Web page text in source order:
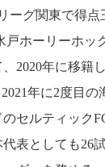
ーグ関東で得点
戸ホーリーホッ
2020年に移籍
年に2度目
セルティック
表としても26